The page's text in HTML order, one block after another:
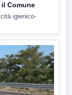
il Comune
igienico-